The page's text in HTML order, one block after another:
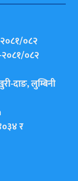
०८२
०८२
दाङ, लुम्बिनी
र